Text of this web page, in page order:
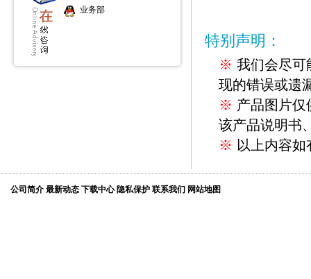
业务部
特别声明：
※ 我们会尽可
现的错误或遗
※ 产品图片仅
该产品说明书
※ 以上内容
公司简介 最新动态 下载中心 隐私保护 联系我们 网站地图